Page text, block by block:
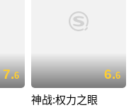
7.6 6.6
神战:权力之眼